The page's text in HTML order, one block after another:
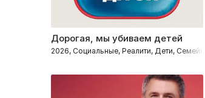
Дорогая, мы убиваем детей
2026, Социальные, Реалити, Дети,